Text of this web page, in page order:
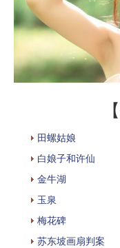
田螺姑娘
白娘子和许仙
金牛湖
玉泉
梅花碑
苏东坡画扇判案